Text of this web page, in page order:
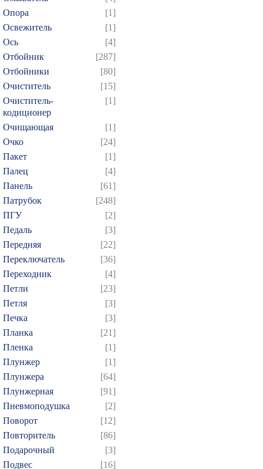
Опора
[1]
Освежитель
[1]
Ось
[4]
Отбойник
[287]
Отбойники
[80]
Очиститель
[15]
Очиститель-
кодиционер
[1]
Очищающая
[1]
Очко
[24]
Пакет
[1]
Палец
[4]
Панель
[61]
Патрубок
[248]
ПГУ
[2]
Педаль
[3]
Передняя
[22]
Переключатель
[36]
Переходник
[4]
Петли
[23]
Петля
[3]
Печка
[3]
Планка
[21]
Пленка
[1]
Плунжер
[1]
Плунжера
[64]
Плунжерная
[91]
Пневмоподушка
[2]
Поворот
[12]
Повторитель
[86]
Подарочный
[3]
Подвес
[16]